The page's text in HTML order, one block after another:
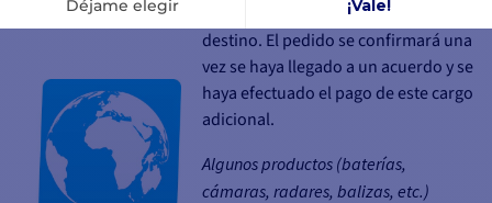
mejor tarifa en función de su
destino. El pedido se confirmará una
vez se haya llegado a un acuerdo y se
haya efectuado el pago de este cargo
adicional.
Algunos productos (baterías,
cámaras, radares, balizas, etc.)